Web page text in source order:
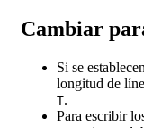
Cambiar
Si se
longitud de
T.
Para escribir